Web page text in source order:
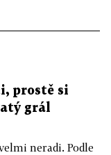
prostě si
grál
neradi. Podle